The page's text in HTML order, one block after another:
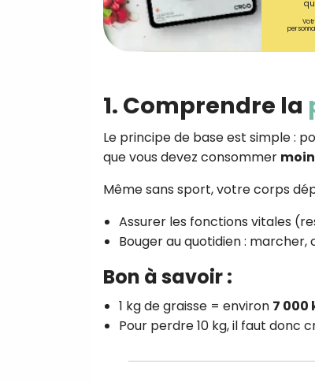
1. Comprendre la
Le principe de base est simple :
que vous devez consommer
Même sans sport, votre corps
Assurer les fonctions vitales
Bouger au quotidien :
Bon à savoir :
1 kg de graisse = environ 7 000
Pour perdre 10 kg, il faut donc